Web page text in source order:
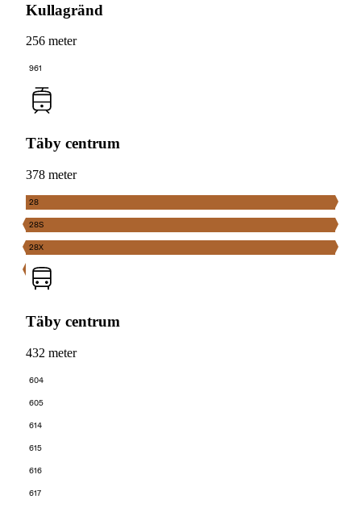
Kullagränd
256 meter
961
Täby centrum
378 meter
28
28S
28X
Täby centrum
432 meter
604
605
614
615
616
617